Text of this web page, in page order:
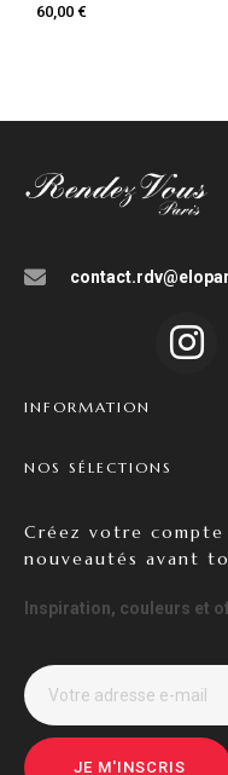
60,00 €
INFORMATION
NOS SÉLECTIONS
Créez votre
nouveautés avant
Inspiration, couleurs et
JE M'INSCRIS